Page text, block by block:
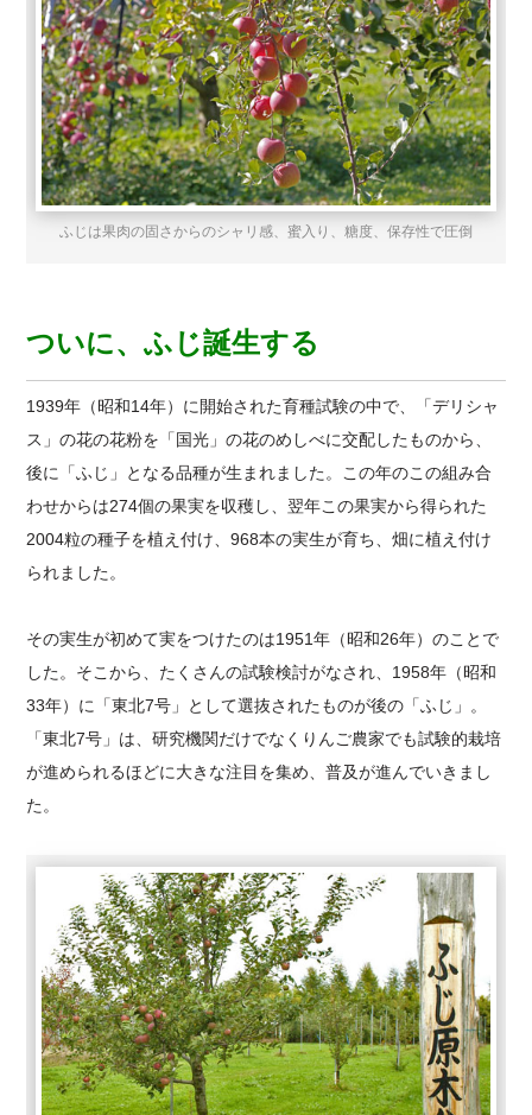
ふじは果肉の固さからのシャリ感、蜜入り、糖度、保存性で圧倒
ついに、ふじ誕生する
1939年（昭和14年）に開始された育種試験の中で、「デリシャ
ス」の花の花粉を「国光」の花のめしべに交配したものから、
後に「ふじ」となる品種が生まれました。この年のこの組み合
わせからは274個の果実を収穫し、翌年この果実から得られた
2004粒の種子を植え付け、968本の実生が育ち、畑に植え付け
られました。
その実生が初めて実をつけたのは1951年（昭和26年）のことで
した。そこから、たくさんの試験検討がなされ、1958年（昭和
33年）に「東北7号」として選抜されたものが後の「ふじ」。
「東北7号」は、研究機関だけでなくりんご農家でも試験的栽培
が進められるほどに大きな注目を集め、普及が進んでいきまし
た。